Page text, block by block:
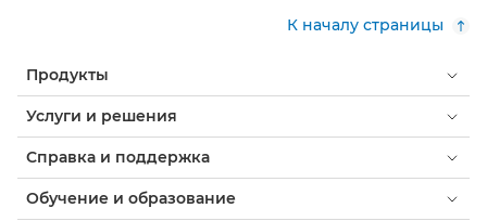
К началу страницы
Продукты
Услуги и решения
Справка и поддержка
Обучение и образование